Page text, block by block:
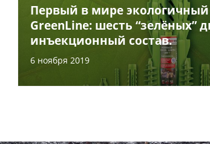
Первый в мире
GreenLine: шесть “зелёных”
инъекционный состав.
6 ноября 2019